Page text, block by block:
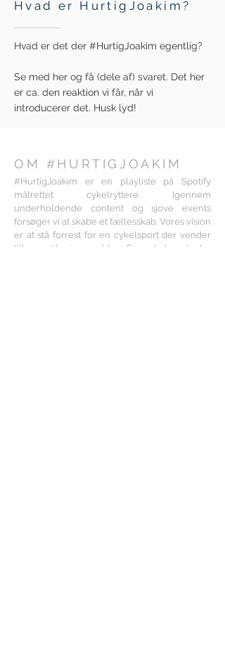
Hvad er HurtigJoakim?
Hvad er det der #HurtigJoakim egentlig?
Se med her og få (dele af) svaret. Det her
er ca. den reaktion vi får, når vi
introducerer det. Husk lyd!
OM #HURTIGJOAKIM
#HurtigJoakim er en playliste på Spotify
målrettet cykelryttere. Igennem
underholdende content og sjove events
forsøger vi at skabe et fællesskab. Vores vision
er at stå forrest for en cykelsport der vender
tilbage til sine rødder. En cykelsport der